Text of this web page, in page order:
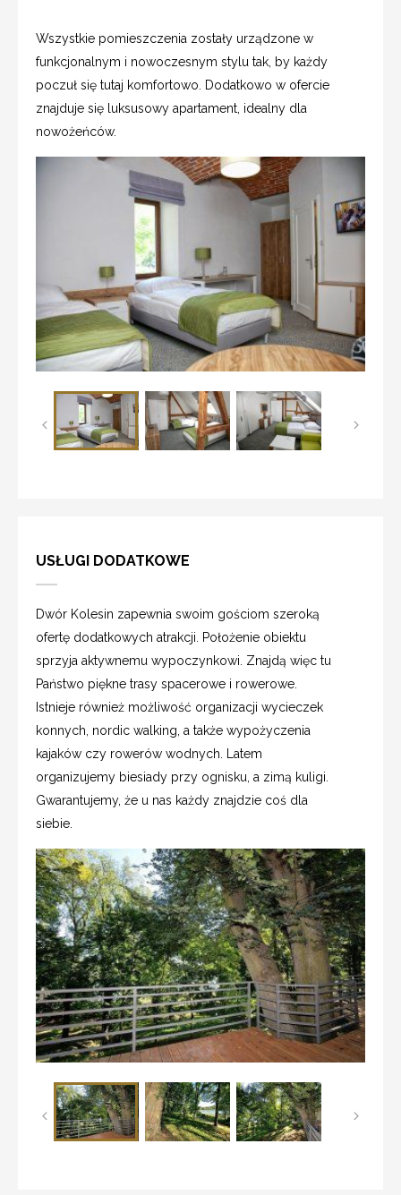
Wszystkie pomieszczenia zostały urządzone w
funkcjonalnym i nowoczesnym stylu tak, by każdy
poczuł się tutaj komfortowo. Dodatkowo w ofercie
znajduje się luksusowy apartament, idealny dla
nowożeńców.
USŁUGI DODATKOWE
Dwór Kolesin zapewnia swoim gościom szeroką
ofertę dodatkowych atrakcji. Położenie obiektu
sprzyja aktywnemu wypoczynkowi. Znajdą więc tu
Państwo piękne trasy spacerowe i rowerowe.
Istnieje również możliwość organizacji wycieczek
konnych, nordic walking, a także wypożyczenia
kajaków czy rowerów wodnych. Latem
organizujemy biesiady przy ognisku, a zimą kuligi.
Gwarantujemy, że u nas każdy znajdzie coś dla
siebie.